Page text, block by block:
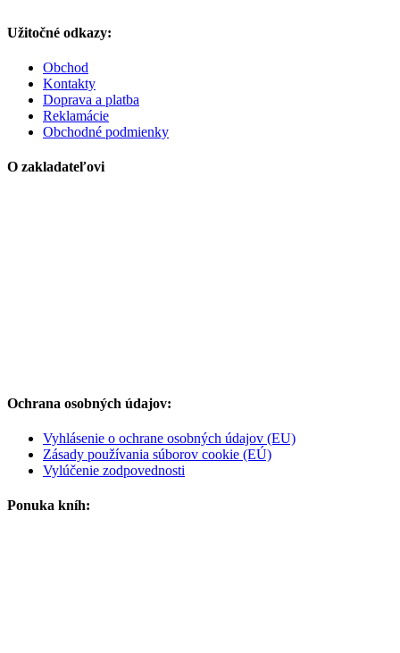
Užitočné odkazy:
Obchod
Kontakty
Doprava a platba
Reklamácie
Obchodné podmienky
O zakladateľovi
Ochrana osobných údajov:
Vyhlásenie o ochrane osobných údajov (EU)
Zásady používania súborov cookie (EÚ)
Vylúčenie zodpovednosti
Ponuka kníh: